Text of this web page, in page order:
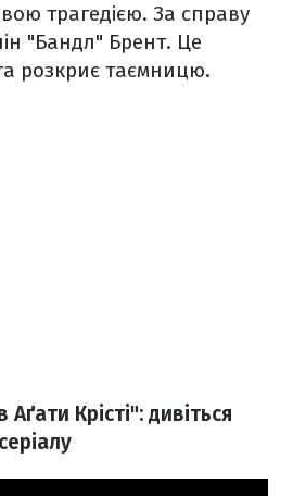
трагедією. За справу
"Бандл" Брент. Це
розкриє таємницю.
Крісті": дивіться